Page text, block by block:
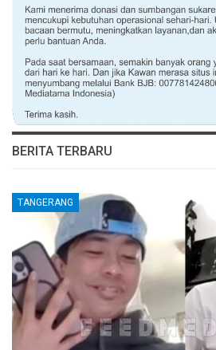
BERITA TERBARU
TANGERANG